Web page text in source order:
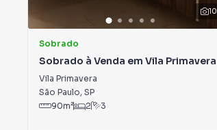
10
Sobrado
Sobrado à Venda em Vila Primavera
Vila Primavera
São Paulo, SP
90m² 2 3